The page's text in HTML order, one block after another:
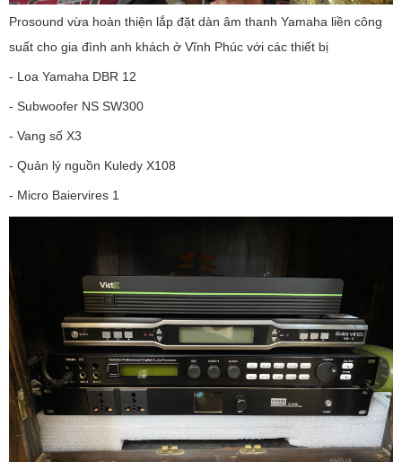
Prosound vừa hoàn thiện lắp đặt dàn âm thanh Yamaha liền công
suất cho gia đình anh khách ở Vĩnh Phúc với các thiết bị
- Loa Yamaha DBR 12
- Subwoofer NS SW300
- Vang số X3
- Quản lý nguồn Kuledy X108
- Micro Baiervires 1